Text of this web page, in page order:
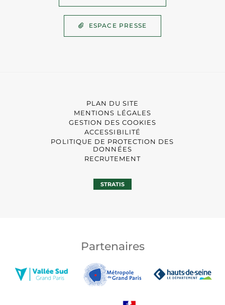
ESPACE PRESSE
PLAN DU SITE
MENTIONS LÉGALES
GESTION DES COOKIES
ACCESSIBILITÉ
POLITIQUE DE PROTECTION DES
DONNÉES
RECRUTEMENT
STRATIS
Partenaires